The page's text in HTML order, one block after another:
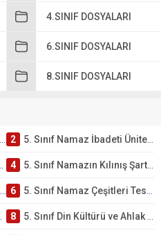
4.SINIF DOSYALARI
6.SINIF DOSYALARI
8.SINIF DOSYALARI
2 5. Sınıf Namaz İbadeti Ünite Testi – Online Çöz
4 5. Sınıf Namazın Kılınış Şartları Testi
6 5. Sınıf Namaz Çeşitleri Testi – Online Çöz
8 5. Sınıf Din Kültürü ve Ahlak Bilgisi 1. Ünite: Allah İnancı Çalışmaları